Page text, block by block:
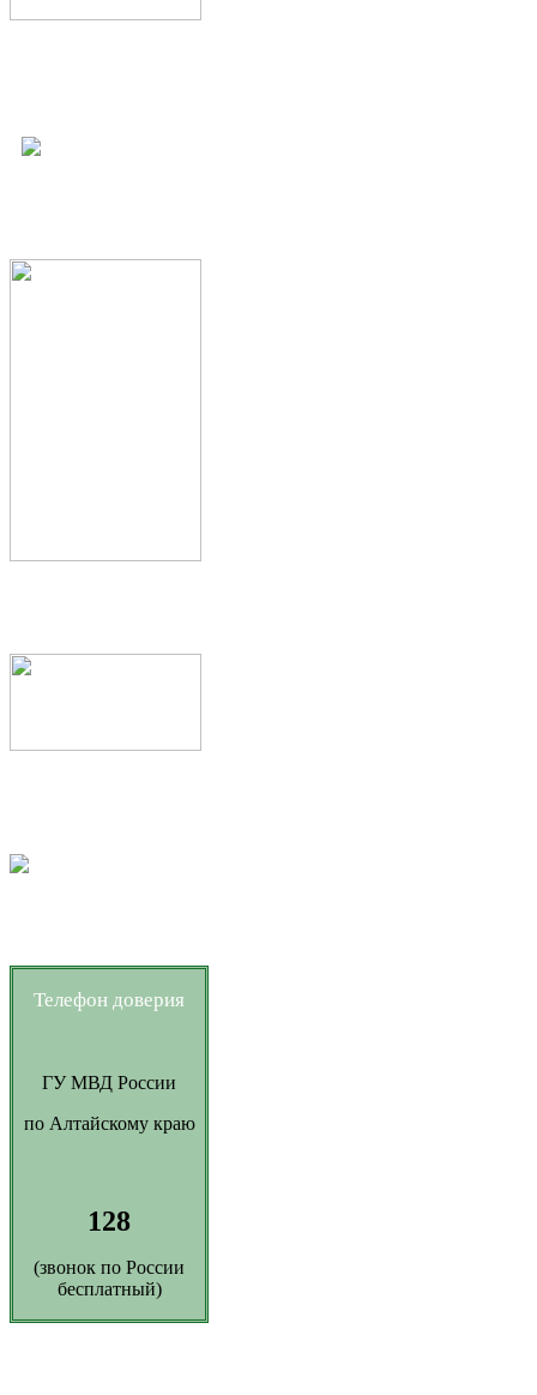
Телефон доверия
ГУ МВД России
по Алтайскому краю
128
(звонок по России
бесплатный)